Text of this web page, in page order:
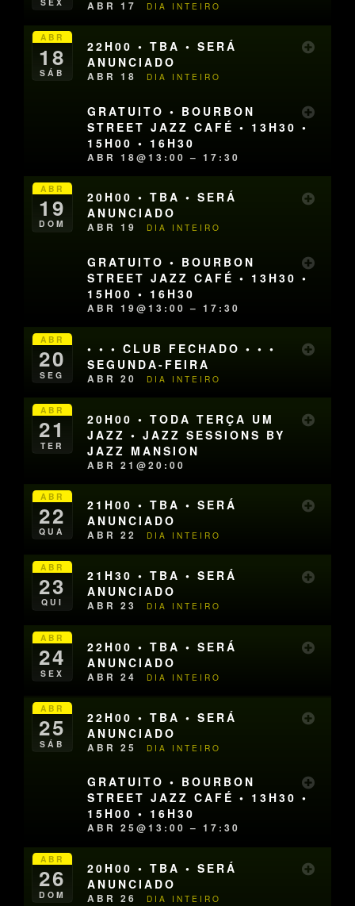
ABR 17 DIA INTEIRO
ABR
18
SÁB
22H00 • TBA • SERÁ
ANUNCIADO
ABR 18 DIA INTEIRO
GRATUITO • BOURBON
STREET JAZZ CAFÉ • 13H30 •
15H00 • 16H30
ABR 18@13:00 – 17:30
ABR
19
DOM
20H00 • TBA • SERÁ
ANUNCIADO
ABR 19 DIA INTEIRO
GRATUITO • BOURBON
STREET JAZZ CAFÉ • 13H30 •
15H00 • 16H30
ABR 19@13:00 – 17:30
ABR
20
SEG
• • • CLUB FECHADO • • •
SEGUNDA-FEIRA
ABR 20 DIA INTEIRO
ABR
21
TER
20H00 • TODA TERÇA UM
JAZZ • JAZZ SESSIONS BY
JAZZ MANSION
ABR 21@20:00
ABR
22
QUA
21H00 • TBA • SERÁ
ANUNCIADO
ABR 22 DIA INTEIRO
ABR
23
QUI
21H30 • TBA • SERÁ
ANUNCIADO
ABR 23 DIA INTEIRO
ABR
24
SEX
22H00 • TBA • SERÁ
ANUNCIADO
ABR 24 DIA INTEIRO
ABR
25
SÁB
22H00 • TBA • SERÁ
ANUNCIADO
ABR 25 DIA INTEIRO
GRATUITO • BOURBON
STREET JAZZ CAFÉ • 13H30 •
15H00 • 16H30
ABR 25@13:00 – 17:30
ABR
26
DOM
20H00 • TBA • SERÁ
ANUNCIADO
ABR 26 DIA INTEIRO